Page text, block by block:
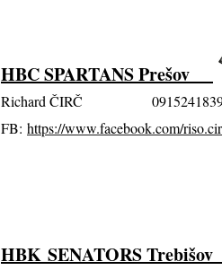
HBC SPARTANS Prešov
Richard ČIRČ
FB: https://www.facebook.com/
HBK SENATORS Trebišov